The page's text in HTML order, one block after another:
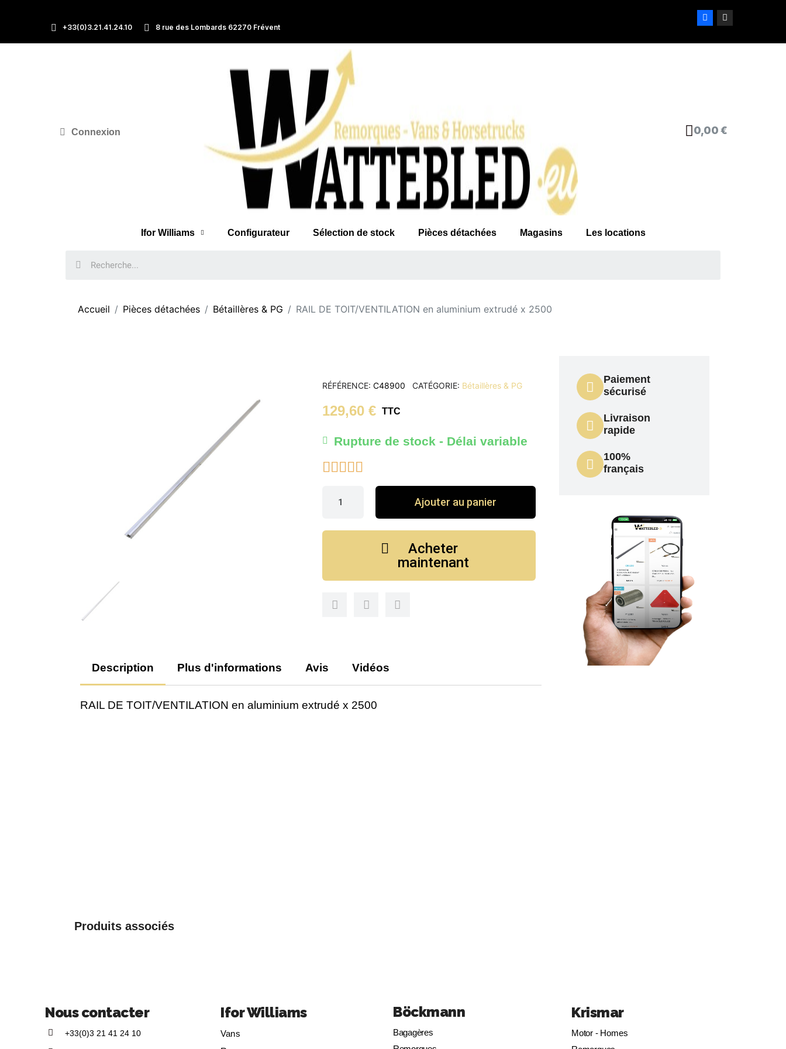
+33(0)3.21.41.24.10 8 rue des Lombards 62270 Frévent
Connexion 0,00 €
Ifor Williams Configurateur Sélection de stock Pièces détachées Magasins Les locations
Accueil Pièces détachées Bétaillères & PG RAIL DE TOIT/VENTILATION en aluminium extrudé x 2500
RÉFÉRENCE C48900 CATÉGORIE Bétaillères & PG
129,60 € TTC
Rupture de stock - Délai variable
    
Ajouter au panier
Acheter
maintenant
Description Plus d'informations Avis Vidéos
RAIL DE TOIT/VENTILATION en aluminium extrudé x 2500
Paiement
sécurisé
Livraison
rapide
100%
français
Produits associés
Nous contacter
+33(0)3 21 41 24 10
Ifor Williams
Vans
Böckmann
Bagagères
Krismar
Motor - Homes